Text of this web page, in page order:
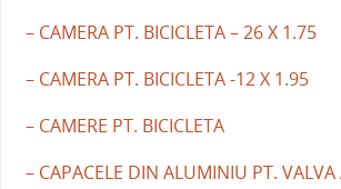
– CAMERA PT. BICICLETA – 26 X 1.75
– CAMERA PT. BICICLETA -12 X 1.95
– CAMERE PT. BICICLETA
– CAPACELE DIN ALUMINIU PT.